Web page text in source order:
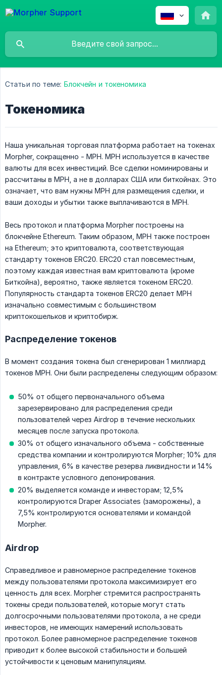
Статьи по теме: Блокчейн и токеномика
Токеномика
Наша уникальная торговая платформа работает на токенах
Morpher, сокращенно - MPH. MPH используется в качестве
валюты для всех инвестиций. Все сделки номинированы и
рассчитаны в MPH, а не в долларах США или биткойнах. Это
означает, что вам нужны MPH для размещения сделки, и
ваши доходы и убытки также выплачиваются в MPH.
Весь протокол и платформа Morpher построены на
блокчейне Ethereum. Таким образом, MPH также построен
на Ethereum; это криптовалюта, соответствующая
стандарту токенов ERC20. ERC20 стал повсеместным,
поэтому каждая известная вам криптовалюта (кроме
Биткойна), вероятно, также является токеном ERC20.
Популярность стандарта токенов ERC20 делает MPH
изначально совместимым с большинством
криптокошельков и криптобирж.
Распределение токенов
В момент создания токена был сгенерирован 1 миллиард
токенов MPH. Они были распределены следующим образом:
50% от общего первоначального объема
зарезервировано для распределения среди
пользователей через Airdrop в течение нескольких
месяцев после запуска протокола.
30% от общего изначального объема - собственные
средства компании и контролируются Morpher; 10% для
управления, 6% в качестве резерва ликвидности и 14%
в контракте условного депонирования.
20% выделяется команде и инвесторам; 12,5%
контролируются Draper Associates (заморожены), а
7,5% контролируются основателями и командой
Morpher.
Airdrop
Справедливое и равномерное распределение токенов
между пользователями протокола максимизирует его
ценность для всех. Morpher стремится распространять
токены среди пользователей, которые могут стать
долгосрочными пользователями протокола, а не среди
инвесторов, не имеющих намерений использовать
протокол. Более равномерное распределение токенов
приводит к более высокой стабильности и большей
устойчивости к ценовым манипуляциям.